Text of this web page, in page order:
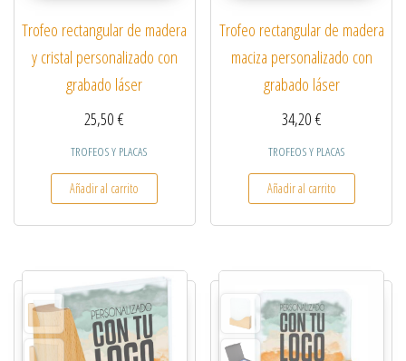
Trofeo rectangular de madera
y cristal personalizado con
grabado láser
25,50€
TROFEOS Y PLACAS
Añadir al carrito
Trofeo rectangular de madera
maciza personalizado con
grabado láser
34,20€
TROFEOS Y PLACAS
Añadir al carrito